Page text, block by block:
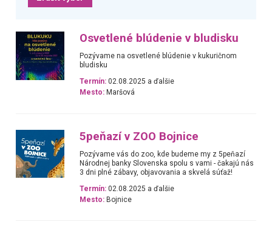
Osvetlené blúdenie v bludisku
Pozývame na osvetlené blúdenie v kukuričnom
bludisku
Termín: 02.08.2025 a ďalšie
Mesto: Maršová
5peňazí v ZOO Bojnice
Pozývame vás do zoo, kde budeme my z 5peňazí
Národnej banky Slovenska spolu s vami - čakajú nás
3 dni plné zábavy, objavovania a skvelá súťaž!
Termín: 02.08.2025 a ďalšie
Mesto: Bojnice